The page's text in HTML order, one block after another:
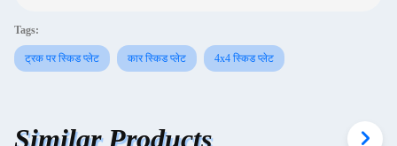
Tags:
ट्रक पर स्किड प्लेट कार स्किड प्लेट 4x4 स्किड प्लेट
Similar Products